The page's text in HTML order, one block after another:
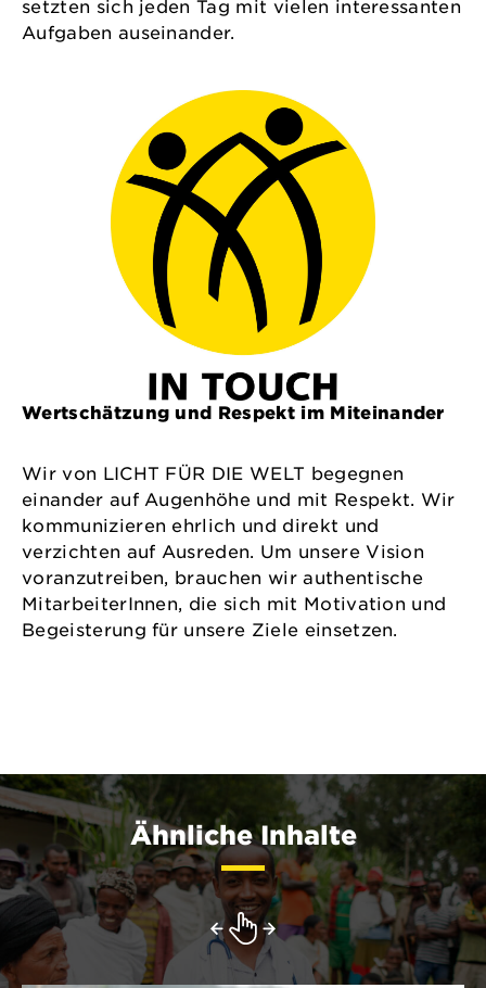
setzten sich jeden Tag mit vielen interessanten
Aufgaben auseinander.
Wertschätzung und Respekt im Miteinander
Wir von LICHT FÜR DIE WELT begegnen
einander auf Augenhöhe und mit Respekt. Wir
kommunizieren ehrlich und direkt und
verzichten auf Ausreden. Um unsere Vision
voranzutreiben, brauchen wir authentische
MitarbeiterInnen, die sich mit Motivation und
Begeisterung für unsere Ziele einsetzen.
Ähnliche Inhalte